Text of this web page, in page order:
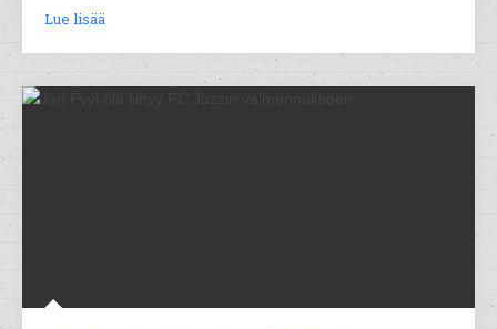
Lue lisää